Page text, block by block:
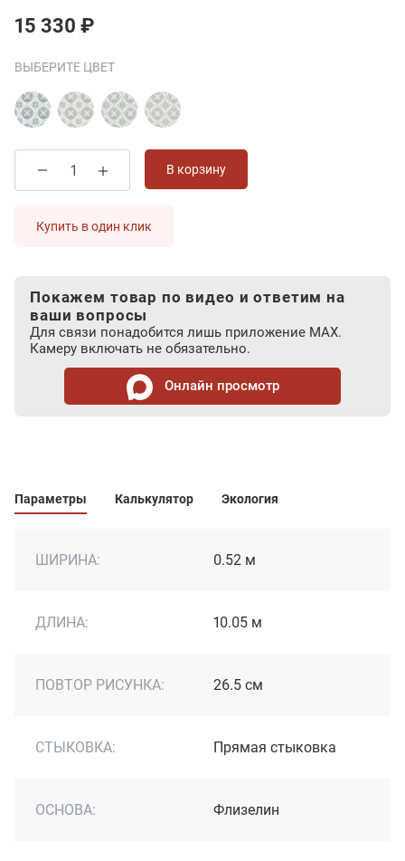
15 330 ₽
ВЫБЕРИТЕ ЦВЕТ
В корзину
Купить в один клик
Покажем товар по видео и ответим на
ваши вопросы
Для связи понадобится лишь приложение MAX.
Камеру включать не обязательно.
Онлайн просмотр
Параметры Калькулятор Экология
ШИРИНА: 0.52 м
ДЛИНА: 10.05 м
ПОВТОР РИСУНКА: 26.5 см
СТЫКОВКА: Прямая стыковка
ОСНОВА: Флизелин